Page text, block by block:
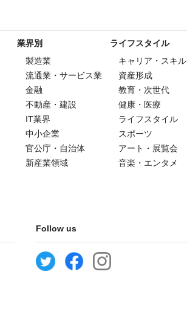
業界別
製造業
流通業・サービス業
金融
不動産・建設
IT業界
中小企業
官公庁・自治体
新産業領域
ライフスタイル
キャリア・スキル
資産形成
教育・次世代
健康・医療
ライフスタイル
スポーツ
アート・展覧会
音楽・エンタメ
Follow us